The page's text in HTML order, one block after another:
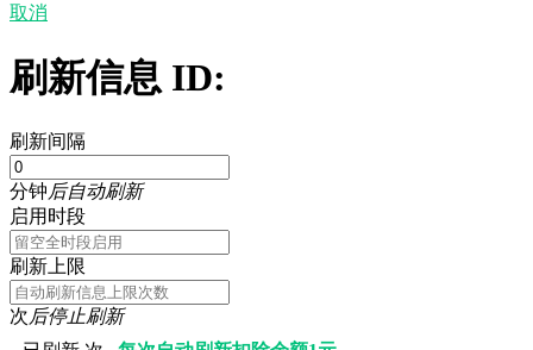
取消
刷新信息 ID:
刷新间隔
分钟后自动刷新
启用时段
刷新上限
次后停止刷新